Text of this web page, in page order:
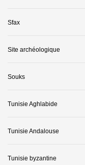
Sfax
Site archéologique
Souks
Tunisie Aghlabide
Tunisie Andalouse
Tunisie byzantine